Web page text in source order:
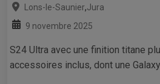
Lons-le-Saunier,Jura
9 novembre 2025
S24 Ultra avec une finition titane
accessoires inclus, dont une Galaxy...